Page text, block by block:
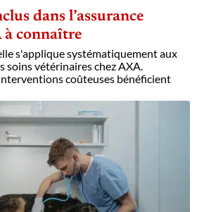
dans l’assurance
connaître
s'applique systématiquement aux
soins vétérinaires chez AXA.
coûteuses bénéficient